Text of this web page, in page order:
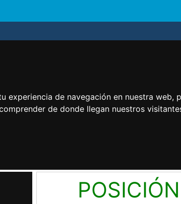
experiencia de navegación en nuestra
de donde llegan nuestros